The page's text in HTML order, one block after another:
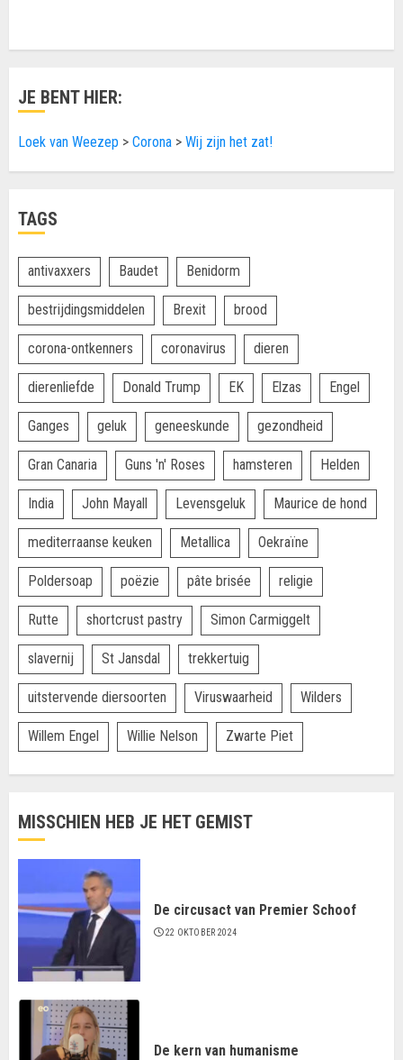
JE BENT HIER:
Loek van Weezep > Corona > Wij zijn het zat!
TAGS
antivaxxers Baudet Benidorm
bestrijdingsmiddelen Brexit brood
corona-ontkenners coronavirus dieren
dierenliefde Donald Trump EK Elzas Engel
Ganges geluk geneeskunde gezondheid
Gran Canaria Guns 'n' Roses hamsteren Helden
India John Mayall Levensgeluk Maurice de hond
mediterraanse keuken Metallica Oekraïne
Poldersoap poëzie pâte brisée religie
Rutte shortcrust pastry Simon Carmiggelt
slavernij St Jansdal trekkertuig
uitstervende diersoorten Viruswaarheid Wilders
Willem Engel Willie Nelson Zwarte Piet
MISSCHIEN HEB JE HET GEMIST
De circusact van Premier Schoof
22 OKTOBER 2024
De kern van humanisme